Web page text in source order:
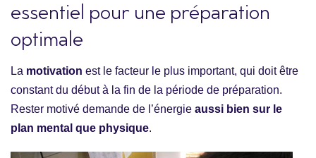
essentiel pour une préparation
optimale
La motivation est le facteur le plus important, qui doit être
constant du début à la fin de la période de préparation.
Rester motivé demande de l’énergie aussi bien sur le
plan mental que physique.